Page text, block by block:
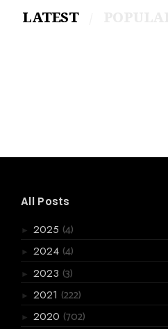
LATEST
All Posts
► 2025 (4)
► 2024 (4)
► 2023 (3)
► 2021 (222)
► 2020 (702)